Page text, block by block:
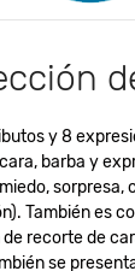
y 8
barba y
sorpresa,
También es
recorte de
se